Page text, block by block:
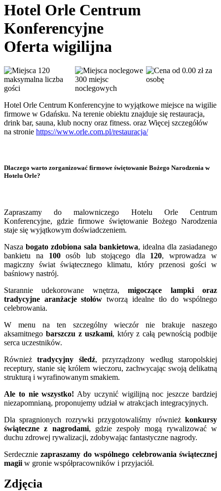
Hotel Orle Centrum
Konferencyjne
Oferta wigilijna
120
maksymalna liczba
gości
300 miejsc
noclegowych
od 0.00 zł za
osobę
Hotel Orle Centrum Konferencyjne to wyjątkowe miejsce na wigilie
firmowe w Gdańsku. Na terenie obiektu znajduje się restauracja,
drink bar, sauna, klub nocny oraz fitness. oraz Więcej szczegółów
na stronie https://www.orle.com.pl/restauracja/
Dlaczego warto zorganizować firmowe świętowanie Bożego Narodzenia w
Hotelu Orle?
Zapraszamy do malowniczego Hotelu Orle Centrum
Konferencyjne, gdzie firmowe świętowanie Bożego Narodzenia
staje się wyjątkowym doświadczeniem.
Nasza bogato zdobiona sala bankietowa, idealna dla zasiadanego
bankietu na 100osób lub stojącego dla 120, wprowadza w
magiczny świat świątecznego klimatu, który przenosi gości w
baśniowy nastrój.
Starannie udekorowane wnętrza,migoczące lampki oraz
tradycyjne aranżacje stołów tworzą idealne tło do wspólnego
celebrowania.
W menu na ten szczególny wieczór nie brakuje naszego
aksamitnego barszczu z uszkami, który z całą pewnością podbije
serca uczestników.
Równieżtradycyjny śledź, przyrządzony według staropolskiej
receptury, stanie się królem wieczoru, zachwycając swoją delikatną
strukturą i wyrafinowanym smakiem.
Ale to nie wszystko! Aby uczynić wigilijną noc jeszcze bardziej
niezapomnianą, proponujemy udział w atrakcjach integracyjnych.
Dla spragnionych rozrywki przygotowaliśmy również konkursy
świąteczne z nagrodami, gdzie zespoły mogą rywalizować w
duchu zdrowej rywalizacji, zdobywając fantastyczne nagrody.
Serdecznie zapraszamy do wspólnego celebrowania świątecznej
magii w gronie współpracowników i przyjaciół.
Zdjęcia